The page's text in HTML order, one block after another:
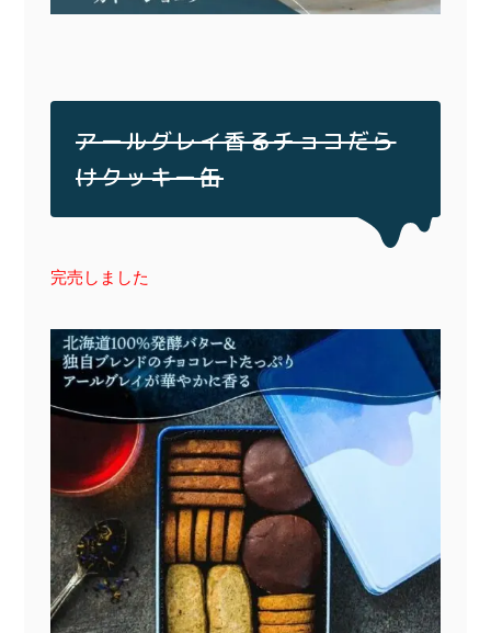
アールグレイ香るチョコだら
けクッキー缶
完売しました